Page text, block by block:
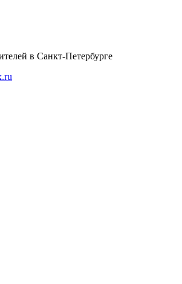
в Санкт-Петербурге